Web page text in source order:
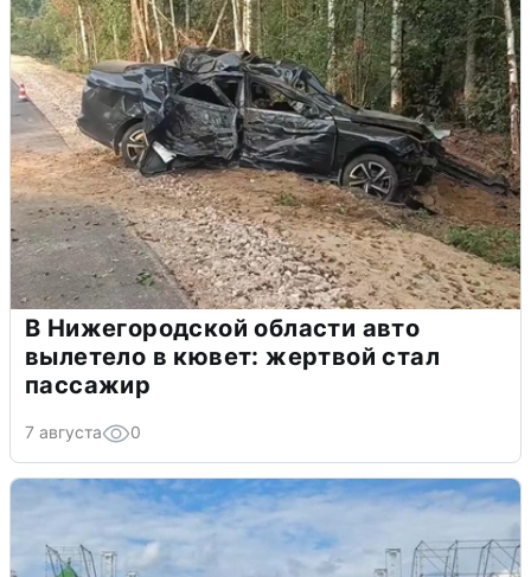
В Нижегородской области авто
вылетело в кювет: жертвой стал
пассажир
7 августа 0